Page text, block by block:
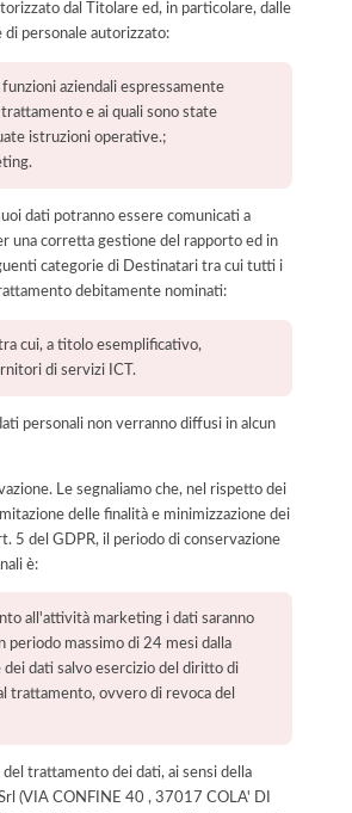
dal Titolare ed, in particolare, dalle
personale autorizzato:
aziendali espressamente
e ai quali sono state
istruzioni operative.;
dati potranno essere comunicati a
una corretta gestione del rapporto ed in
categorie di Destinatari tra cui tutti i
debitamente nominati:
cui, a titolo esemplificativo,
di servizi ICT.
personali non verranno diffusi in alcun
Le segnaliamo che, nel rispetto dei
delle finalità e minimizzazione dei
5 del GDPR, il periodo di conservazione
è:
all'attività marketing i dati saranno
periodo massimo di 24 mesi dalla
dei dati salvo esercizio del diritto di
trattamento, ovvero di revoca del
del trattamento dei dati, ai sensi della
Srl (VIA CONFINE 40 , 37017 COLA' DI